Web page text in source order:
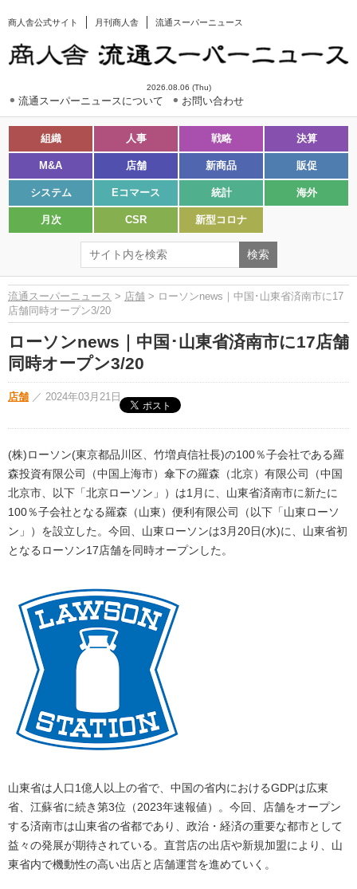
商人舎公式サイト 月刊商人舎 流通スーパーニュース
2026.08.06 (Thu)
流通スーパーニュースについて お問い合わせ
組織 人事 戦略 決算
M&A 店舗 新商品 販促
システム Eコマース 統計 海外
月次 CSR 新型コロナ
流通スーパーニュース > 店舗 > ローソンnews｜中国･山東省済南市に17
店舗同時オープン3/20
ローソンnews｜中国･山東省済南市に17店舗
同時オープン3/20
店舗 ／ 2024年03月21日
(株)ローソン(東京都品川区、竹増貞信社長)の100％子会社である羅
森投資有限公司（中国上海市）傘下の羅森（北京）有限公司（中国
北京市、以下「北京ローソン」）は1月に、山東省済南市に新たに
100％子会社となる羅森（山東）便利有限公司（以下「山東ローソ
ン」）を設立した。今回、山東ローソンは3月20日(水)に、山東省初
となるローソン17店舗を同時オープンした。
山東省は人口1億人以上の省で、中国の省内におけるGDPは広東
省、江蘇省に続き第3位（2023年速報値）。今回、店舗をオープン
する済南市は山東省の省都であり、政治・経済の重要な都市として
益々の発展が期待されている。直営店の出店や新規加盟により、山
東省内で機動性の高い出店と店舗運営を進めていく。